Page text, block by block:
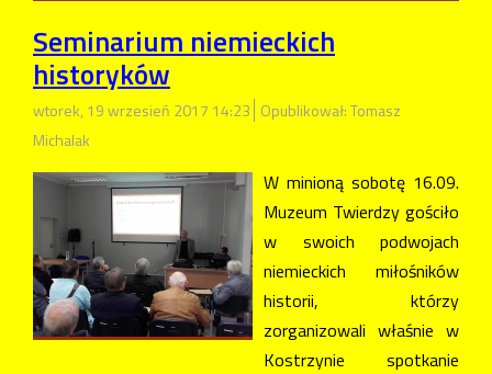
Seminarium niemieckich
historyków
wtorek, 19 wrzesień 2017 14:23 Opublikował: Tomasz
Michalak
W minioną sobotę 16.09.
Muzeum Twierdzy gościło
w swoich podwojach
niemieckich miłośników
historii, którzy
zorganizowali właśnie w
Kostrzynie spotkanie